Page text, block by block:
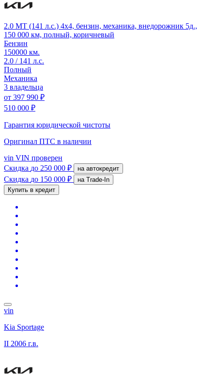
2.0 MT (141 л.с.) 4x4, бензин, механика, внедорожник 5д.,
150 000 км, полный, коричневый
Бензин
150000 км.
2.0 / 141 л.с.
Полный
Механика
3 владельца
от 397 990 ₽
510 000 ₽
Гарантия юридической чистоты
Оригинал ПТС в наличии
vin VIN проверен
Скидка до 250 000 ₽ на автокредит
Скидка до 150 000 ₽
на Trade-In
Купить в кредит
vin
Kia Sportage
II 2006 г.в.